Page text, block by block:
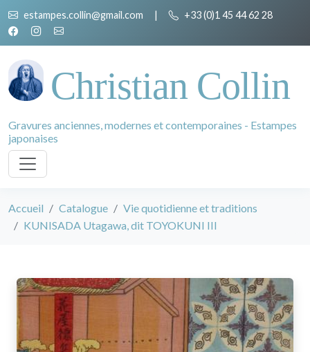
estampes.collin@gmail.com | +33 (0)1 45 44 62 28
Christian Collin
Gravures anciennes, modernes et contemporaines - Estampes
japonaises
Accueil Catalogue
Vie quotidienne et traditions
KUNISADA Utagawa, dit TOYOKUNI III